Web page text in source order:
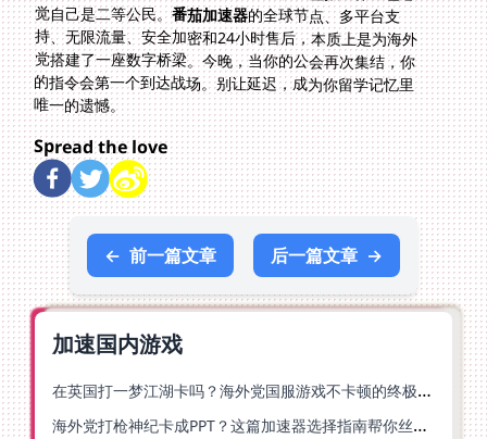
觉自己是二等公民。番茄加速器的全球节点、多平台支
持、无限流量、安全加密和24小时售后，本质上是为海外
党搭建了一座数字桥梁。今晚，当你的公会再次集结，你
的指令会第一个到达战场。别让延迟，成为你留学记忆里
唯一的遗憾。
Spread the love
← 前一篇文章 后一篇文章 →
加速国内游戏
在英国打一梦江湖卡吗？海外党国服游戏不卡顿的终极解法
海外党打枪神纪卡成PPT？这篇加速器选择指南帮你丝滑上分